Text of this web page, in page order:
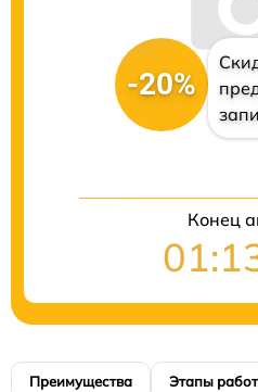
-20%
Конец
Преимущества Этапы работ